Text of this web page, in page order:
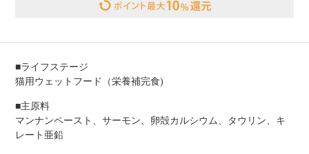
■ライフステージ
猫用ウェットフード（栄養補完食)
■主原料
マンナンペースト、サーモン、卵殻カルシウム、タウリン、キ
レート亜鉛